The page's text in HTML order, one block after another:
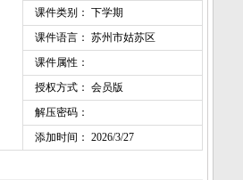
课件类别： 下学期
课件语言： 苏州市姑苏区
课件属性：
授权方式： 会员版
解压密码：
添加时间： 2026/3/27